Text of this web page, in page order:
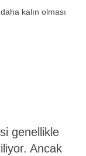
kalın olması
genellikle
Ancak